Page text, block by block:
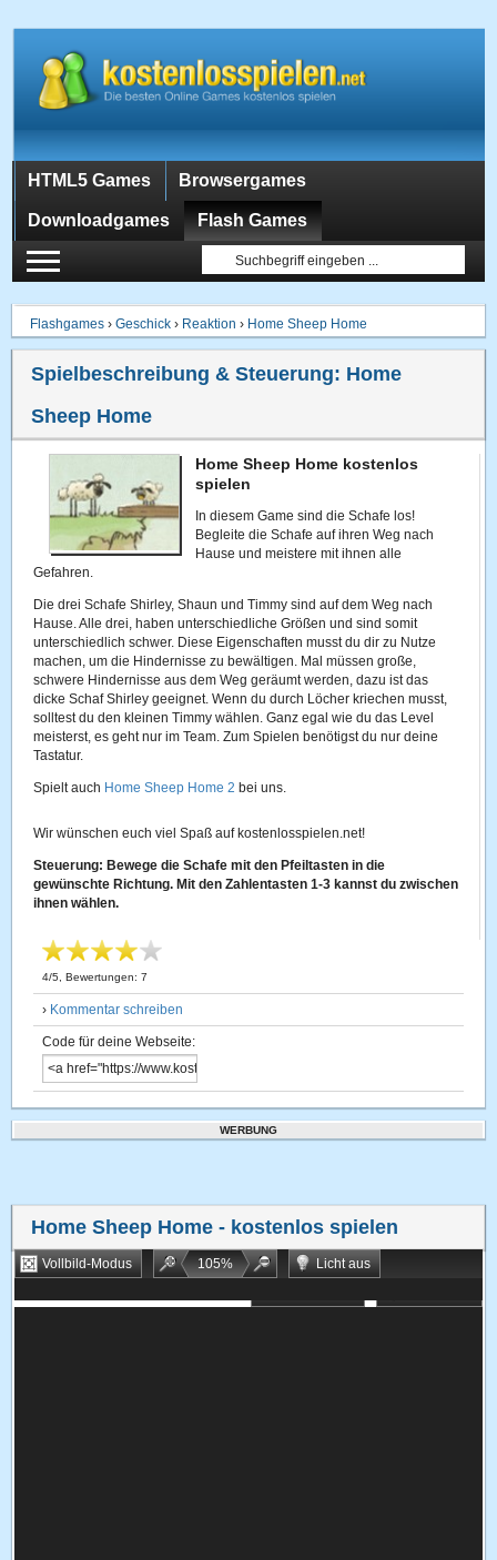
HTML5 Games Browsergames
Downloadgames Flash Games
Flashgames ›Geschick › Reaktion › Home Sheep Home
Spielbeschreibung & Steuerung: Home
Sheep Home
Home Sheep Home kostenlos
spielen
In diesem Game sind die Schafe los!
Begleite die Schafe auf ihren Weg nach
Hause und meistere mit ihnen alle
Gefahren.
Die drei Schafe Shirley, Shaun und Timmy sind auf dem Weg nach
Hause. Alle drei, haben unterschiedliche Größen und sind somit
unterschiedlich schwer. Diese Eigenschaften musst du dir zu Nutze
machen, um die Hindernisse zu bewältigen. Mal müssen große,
schwere Hindernisse aus dem Weg geräumt werden, dazu ist das
dicke Schaf Shirley geeignet. Wenn du durch Löcher kriechen musst,
solltest du den kleinen Timmy wählen. Ganz egal wie du das Level
meisterst, es geht nur im Team. Zum Spielen benötigst du nur deine
Tastatur.
Spielt auch Home Sheep Home 2 bei uns.
Wir wünschen euch viel Spaß auf kostenlosspielen.net!
Steuerung: Bewege die Schafe mit den Pfeiltasten in die
gewünschte Richtung. Mit den Zahlentasten 1-3 kannst du zwischen
ihnen wählen.
4/5 , Bewertungen:7
› Kommentar schreiben
Code für deine Webseite:
WERBUNG
Home Sheep Home - kostenlos spielen
Vollbild-Modus 105%
Licht aus